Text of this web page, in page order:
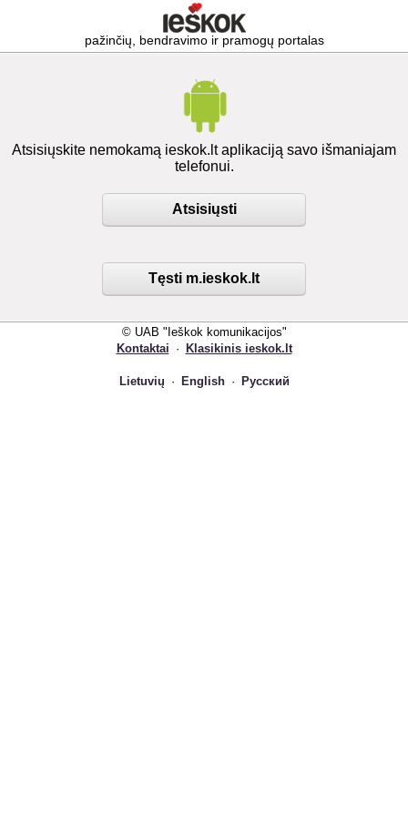
pažinčių, bendravimo ir pramogų portalas
Atsisiųskite nemokamą ieskok.lt aplikaciją savo išmaniajam
telefonui.
Atsisiųsti
Tęsti m.ieskok.lt
© UAB "Ieškok komunikacijos"
Kontaktai · Klasikinis ieskok.lt
Lietuvių · English · Русский